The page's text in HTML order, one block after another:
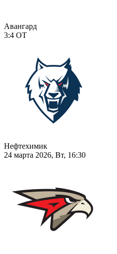
Авангард
3:4 ОТ
Нефтехимик
24 марта 2026, Вт, 16:30